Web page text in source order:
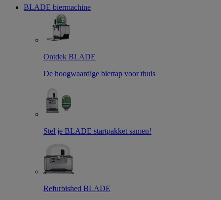
BLADE biermachine
Ontdek BLADE
De hoogwaardige biertap voor thuis
Stel je BLADE startpakket samen!
Refurbished BLADE